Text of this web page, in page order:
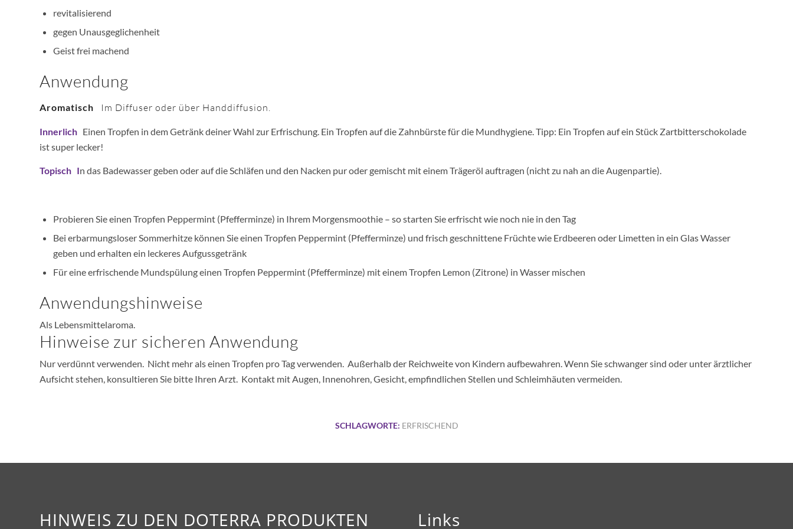
revitalisierend
gegen Unausgeglichenheit
Geist frei machend
Anwendung
Aromatisch Im Diffuser oder über Handdiffusion.
Innerlich Einen Tropfen in dem Getränk deiner Wahl zur Erfrischung. Ein Tropfen auf die Zahnbürste für die Mundhygiene. Tipp: Ein Tropfen auf ein Stück Zartbitterschokolade
ist super lecker!
Topisch In das Badewasser geben oder auf die Schläfen und den Nacken pur oder gemischt mit einem Trägeröl auftragen (nicht zu nah an die Augenpartie).
Probieren Sie einen Tropfen Peppermint (Pfefferminze) in Ihrem Morgensmoothie – so starten Sie erfrischt wie noch nie in den Tag
Bei erbarmungsloser Sommerhitze können Sie einen Tropfen Peppermint (Pfefferminze) und frisch geschnittene Früchte wie Erdbeeren oder Limetten in ein Glas Wasser
geben und erhalten ein leckeres Aufgussgetränk
Für eine erfrischende Mundspülung einen Tropfen Peppermint (Pfefferminze) mit einem Tropfen Lemon (Zitrone) in Wasser mischen
Anwendungshinweise
Als Lebensmittelaroma.
Hinweise zur sicheren Anwendung
Nur verdünnt verwenden. Nicht mehr als einen Tropfen pro Tag verwenden. Außerhalb der Reichweite von Kindern aufbewahren. Wenn Sie schwanger sind oder unter ärztlicher
Aufsicht stehen, konsultieren Sie bitte Ihren Arzt. Kontakt mit Augen, Innenohren, Gesicht, empfindlichen Stellen und Schleimhäuten vermeiden.
SCHLAGWORTE: ERFRISCHEND
HINWEIS ZU DEN DOTERRA PRODUKTEN Links